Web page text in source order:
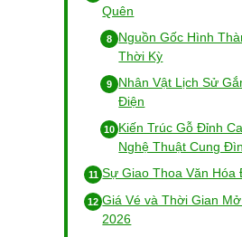
Quên
Nguồn Gốc Hình
Thời Kỳ
Nhân Vật Lịch Sử
Điện
Kiến Trúc Gỗ Đỉnh
Nghệ Thuật Cung
Sự Giao Thoa Văn Hóa
Giá Vé và Thời Gian
2026